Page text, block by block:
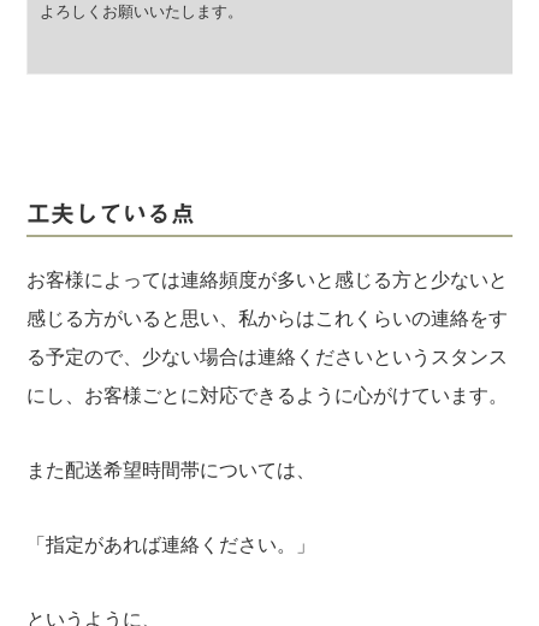
よろしくお願いいたします。
工夫している点
お客様によっては連絡頻度が多いと感じる方と少ないと
感じる方がいると思い、私からはこれくらいの連絡をす
る予定ので、少ない場合は連絡くださいというスタンス
にし、お客様ごとに対応できるように心がけています。
また配送希望時間帯については、
「指定があれば連絡ください。」
というように、